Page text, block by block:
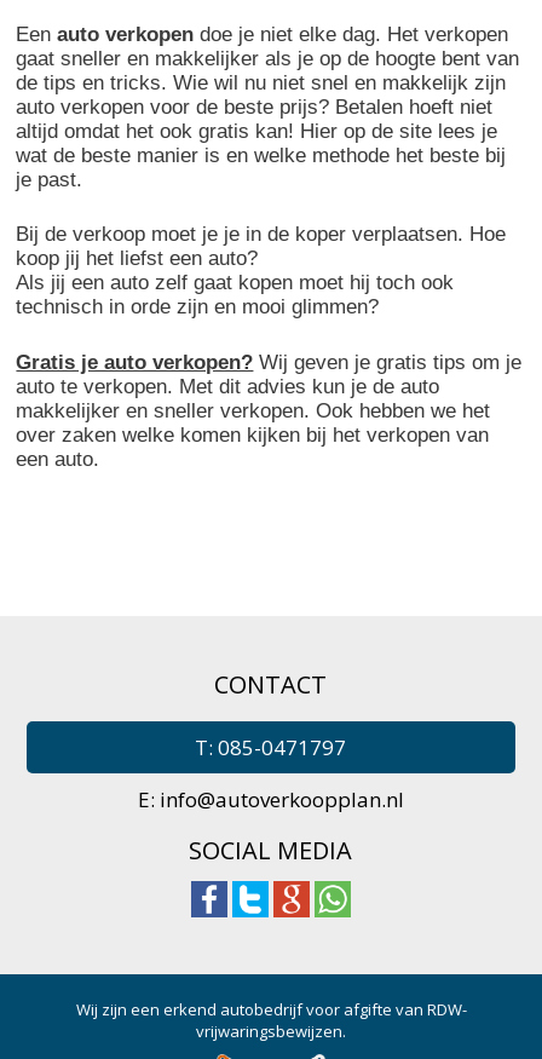
Eenauto verkopen doe je niet elke dag. Het verkopen
gaat sneller en makkelijker als je op de hoogte bent van
de tips en tricks. Wie wil nu niet snel en makkelijk zijn
auto verkopen voor de beste prijs? Betalen hoeft niet
altijd omdat het ook gratis kan! Hier op de site lees je
wat de beste manier is en welke methode het beste bij
je past.
Bij de verkoop moet je je in de koper verplaatsen. Hoe
koop jij het liefst een auto?
Als jij een auto zelf gaat kopen moet hij toch ook
technisch in orde zijn en mooi glimmen?
Gratis je auto verkopen? Wij geven je gratis tips om je
auto te verkopen. Met dit advies kun je de auto
makkelijker en sneller verkopen. Ook hebben we het
over zaken welke komen kijken bij het verkopen van
een auto.
CONTACT
T: 085-0471797
E: info@autoverkoopplan.nl
SOCIAL MEDIA
Wij zijn een erkend autobedrijf voor afgifte van RDW-
vrijwaringsbewijzen.